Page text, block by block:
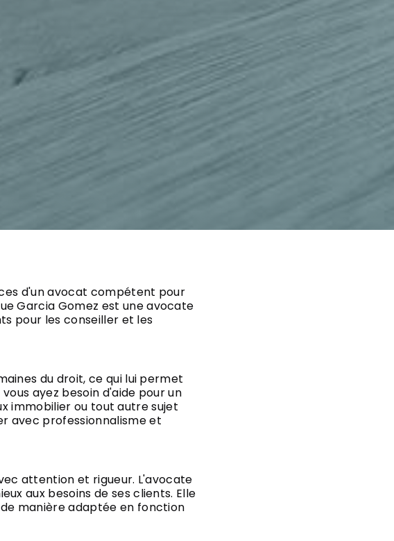
d'un avocat compétent pour
Garcia Gomez est une avocate
pour les conseiller et les
du droit, ce qui lui permet
ayez besoin d'aide pour un
immobilier ou tout autre sujet
avec professionnalisme et
attention et rigueur. L'avocate
aux besoins de ses clients. Elle
manière adaptée en fonction